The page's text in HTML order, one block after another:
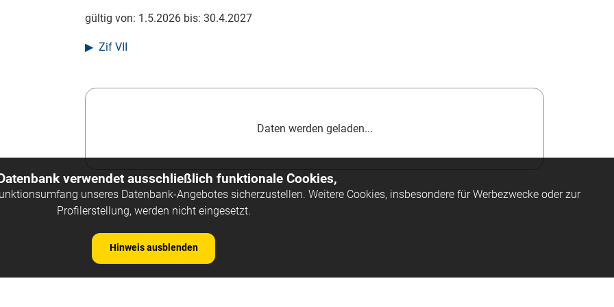
gültig von: 1.5.2026 bis: 30.4.2027
Zif VII
Daten werden geladen...
verwendet ausschließlich funktionale Cookies,
unseres Datenbank-Angebotes sicherzustellen. Weitere Cookies, insbesondere für Werbezwecke oder zur
Profilerstellung, werden nicht eingesetzt.
Hinweis ausblenden